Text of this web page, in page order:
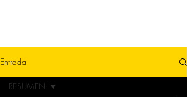
Entrada
RESUMEN